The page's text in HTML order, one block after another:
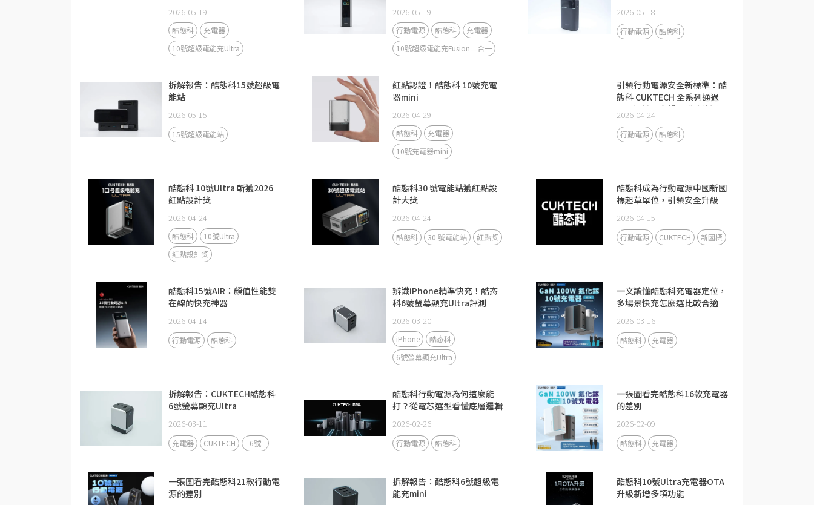
2026-05-19
酷態科
充電器
10號超級電能充Ultra
2026-05-19
行動電源 酷態科
充電器
10號超級電能充Fusion二合一
2026-05-18
行動電源 酷態科
拆解報告：酷態科15號超級電
能站
2026-05-15
15號超級電能站
紅點認證！酷態科 10號充電
器mini
2026-04-29
酷態科
充電器
10號充電器mini
引領行動電源安全新標準：酷
態科 CUKTECH 全系列通過
CCC 認證，守護全球跨境通關
安全
2026-04-24
行動電源 酷態科
酷態科 10號Ultra 斬獲2026
紅點設計獎
2026-04-24
酷態科
10號Ultra
紅點設計獎
酷態科30 號電能站獲紅點設
計大獎
2026-04-24
酷態科 30 號電能站 紅點獎
酷態科成為行動電源中國新國
標起草單位，引領安全升級
2026-04-15
行動電源 CUKTECH 新國標
酷態科15號AIR：顏值性能雙
在線的快充神器
2026-04-14
行動電源 酷態科
辨識iPhone精準快充！酷态
科6號螢幕顯充Ultra評測
2026-03-20
iPhone
酷态科
6號螢幕顯充Ultra
一文讀懂酷態科充電器定位，
多場景快充怎麼選比較合適
2026-03-16
酷態科 充電器
拆解報告：CUKTECH酷態科
6號螢幕顯充Ultra
2026-03-11
充電器 CUKTECH 6號
酷態科行動電源為何這麼能
打？從電芯選型看懂底層邏輯
2026-02-26
行動電源 酷態科
一張圖看完酷態科16款充電器
的差別
2026-02-09
酷態科 充電器
一張圖看完酷態科21款行動電
源的差別
拆解報告：酷態科6號超級電
能充mini
酷態科10號Ultra充電器OTA
升級新增多項功能